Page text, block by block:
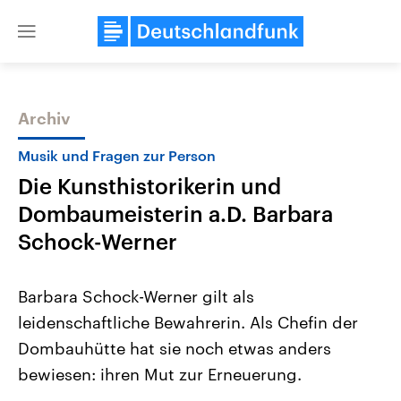
Close
Themen
2026
Alle Informationen
Sachsen-Anhalt wählt am 6.
September 2026 einen neuen
Landtag. Seit 2021 wird das
Aktuelle Beiträge,
Hintergründe
Wirtschaftlich und
gehören die Vereinigten
den mächtigsten Ländern
Archiv
Musik und Fragen zur Person
Die Kunsthistorikerin und
Dombaumeisterin a.D. Barbara
Schock-Werner
Barbara Schock-Werner gilt als
leidenschaftliche Bewahrerin. Als Chefin der
Dombauhütte hat sie noch etwas anders
bewiesen: ihren Mut zur Erneuerung.